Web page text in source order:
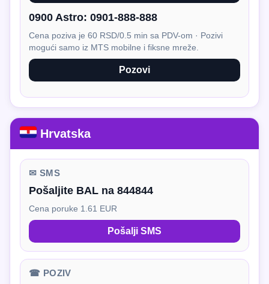
0900 Astro: 0901-888-888
Cena poziva je 60 RSD/0.5 min sa PDV-om · Pozivi
mogući samo iz MTS mobilne i fiksne mreže.
Pozovi
Hrvatska
✉ SMS
Pošaljite BAL na 844844
Cena poruke 1.61 EUR
Pošalji SMS
☎ POZIV